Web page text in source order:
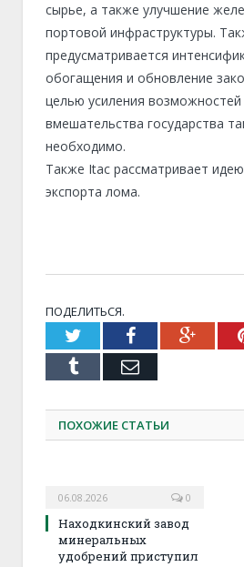
сырье, а также улучшение
портовой инфраструктуры.
предусматривается
обогащения и обновление
целью усиления возможностей
вмешательства государства
необходимо.
Также Itac рассматривает
экспорта лома.
ПОДЕЛИТЬСЯ.
TwitterFacebook
Tumblr Email
ПОХОЖИЕ СТАТЬИ
06.08.2026 0
Находкинский завод
минеральных
удобрений приступил